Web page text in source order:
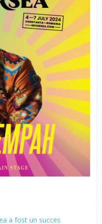
a fost un succes